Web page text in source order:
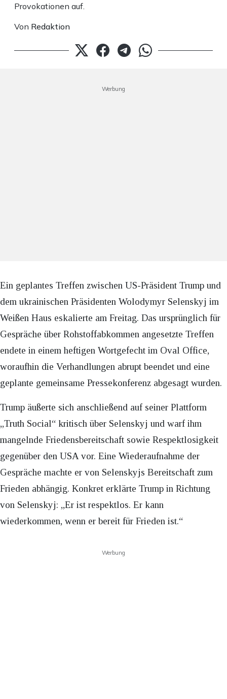
Provokationen auf.
Von Redaktion
Werbung
Ein geplantes Treffen zwischen US-Präsident Trump und
dem ukrainischen Präsidenten Wolodymyr Selenskyj im
Weißen Haus eskalierte am Freitag. Das ursprünglich für
Gespräche über Rohstoffabkommen angesetzte Treffen
endete in einem heftigen Wortgefecht im Oval Office,
woraufhin die Verhandlungen abrupt beendet und eine
geplante gemeinsame Pressekonferenz abgesagt wurden.
Trump äußerte sich anschließend auf seiner Plattform
„Truth Social“ kritisch über Selenskyj und warf ihm
mangelnde Friedensbereitschaft sowie Respektlosigkeit
gegenüber den USA vor. Eine Wiederaufnahme der
Gespräche machte er von Selenskyjs Bereitschaft zum
Frieden abhängig. Konkret erklärte Trump in Richtung
von Selenskyj: „Er ist respektlos. Er kann
wiederkommen, wenn er bereit für Frieden ist.“
Werbung